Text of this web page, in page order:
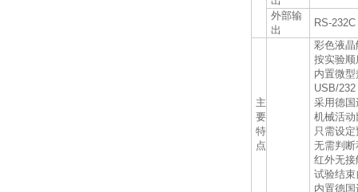
外部输
出
RS-
主
要
特
点
彩色液晶
按实验
内置微
USB/
采用德
机械活
只需设
无需判
红外无
试验结
内置德